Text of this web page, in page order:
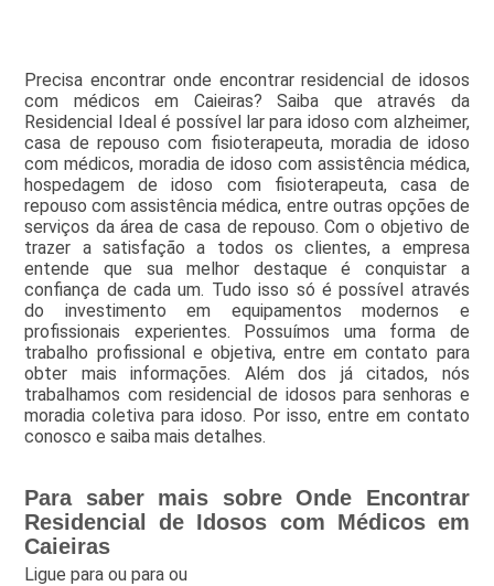
Precisa encontrar onde encontrar residencial de idosos
com médicos em Caieiras? Saiba que através da
Residencial Ideal é possível lar para idoso com alzheimer,
casa de repouso com fisioterapeuta, moradia de idoso
com médicos, moradia de idoso com assistência médica,
hospedagem de idoso com fisioterapeuta, casa de
repouso com assistência médica, entre outras opções de
serviços da área de casa de repouso. Com o objetivo de
trazer a satisfação a todos os clientes, a empresa
entende que sua melhor destaque é conquistar a
confiança de cada um. Tudo isso só é possível através
do investimento em equipamentos modernos e
profissionais experientes. Possuímos uma forma de
trabalho profissional e objetiva, entre em contato para
obter mais informações. Além dos já citados, nós
trabalhamos com residencial de idosos para senhoras e
moradia coletiva para idoso. Por isso, entre em contato
conosco e saiba mais detalhes.
Para saber mais sobre Onde Encontrar
Residencial de Idosos com Médicos em
Caieiras
Ligue paraou paraou